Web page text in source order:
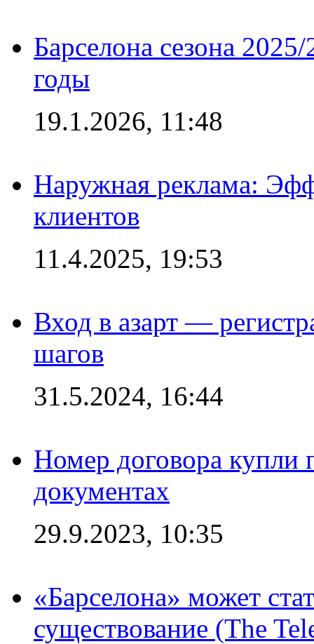
Барселона сезона
годы
19.1.2026, 11:48
Наружная реклама:
клиентов
11.4.2025, 19:53
Вход в азарт —
шагов
31.5.2024, 16:44
Номер договора купли
документах
29.9.2023, 10:35
«Барселона» может
существование (The